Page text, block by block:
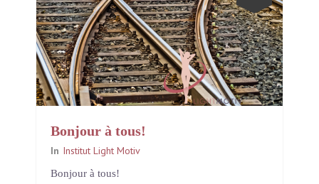
Bonjour à tous!
In Institut Light Motiv
Bonjour à tous!